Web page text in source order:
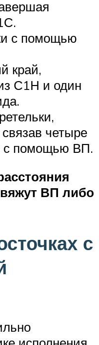
с помощью
край,
С1Н и один
четыре
с помощью ВП.
ВП либо
с